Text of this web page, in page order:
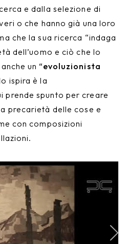
e dalla selezione di
o che hanno già una loro
che la sua ricerca “indaga
dell’uomo e ciò che lo
un “evoluzionista
ispira è la
prende spunto per creare
precarietà delle cose e
con composizioni